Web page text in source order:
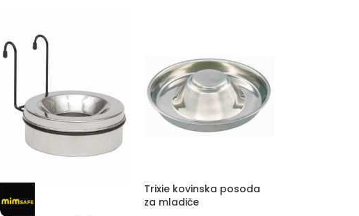
Trixie kovinska posoda
za mladiče